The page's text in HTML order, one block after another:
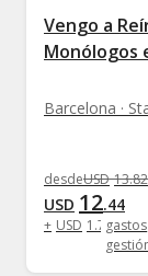
Vengo a
Monólogos
Barcelona ·
desdeUSD 13.82
USD 12.44
+ USD 1 .73gastos